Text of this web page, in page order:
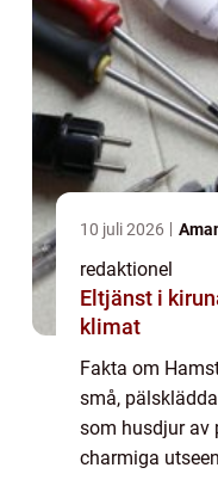
10 juli 2026
redaktionel
Eltjänst i kiruna trygg el i ett
klimat
Fakta om
små,
som husdjur av
charmiga